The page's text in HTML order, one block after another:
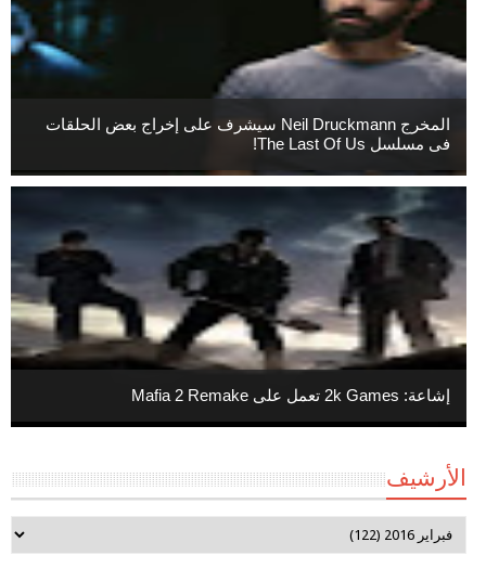
المخرج Neil Druckmann سيشرف على إخراج بعض الحلقات
فى مسلسل The Last Of Us!
إشاعة: 2k Games تعمل على Mafia 2 Remake
الأرشيف